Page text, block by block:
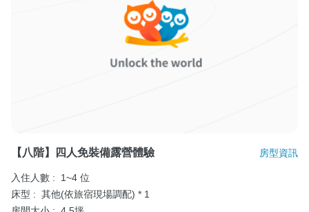
【八階】四人免裝備露營體驗 房型資訊
入住人數 :
1~4 位
床型 : 其他(依旅宿現場調配) * 1